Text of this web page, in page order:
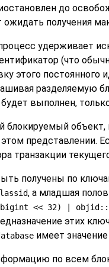
до
получения
удерживает
(что
этого
разделяемую
выполнен,
объект,
представлении.
транзакции
получены по
, а младшая
<< 32) |
этих
имеет
по всем